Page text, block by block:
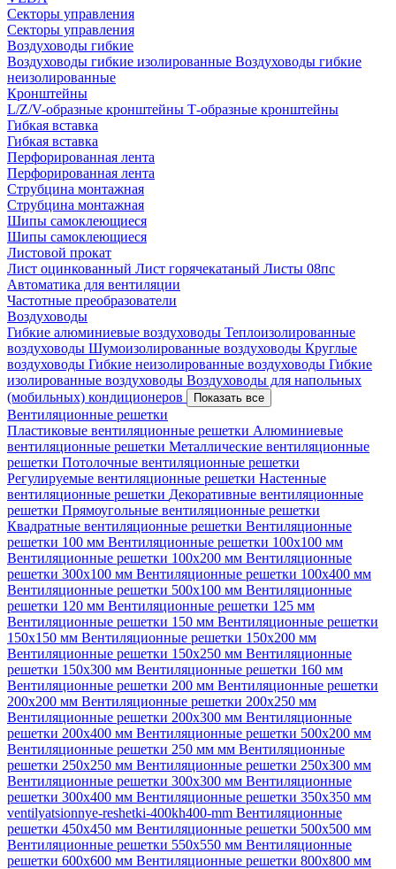
Секторы управления
Секторы управления
Воздуховоды гибкие
Воздуховоды гибкие изолированные Воздуховоды гибкие
неизолированные
Кронштейны
L/Z/V-образные кронштейны Т-образные кронштейны
Гибкая вставка
Гибкая вставка
Перфорированная лента
Перфорированная лента
Струбцина монтажная
Струбцина монтажная
Шипы самоклеющиеся
Шипы самоклеющиеся
Листовой прокат
Лист оцинкованный Лист горячекатаный Листы 08пс
Автоматика для вентиляции
Частотные преобразователи
Воздуховоды
Гибкие алюминиевые воздуховоды Теплоизолированные
воздуховоды Шумоизолированные воздуховоды Круглые
воздуховоды Гибкие неизолированные воздуховоды Гибкие
изолированные воздуховоды Воздуховоды для напольных
(мобильных) кондиционеров
Показать все
Вентиляционные решетки
Пластиковые вентиляционные решетки Алюминиевые
вентиляционные решетки Металлические вентиляционные
решетки Потолочные вентиляционные решетки
Регулируемые вентиляционные решетки Настенные
вентиляционные решетки Декоративные вентиляционные
решетки Прямоугольные вентиляционные решетки
Квадратные вентиляционные решетки Вентиляционные
решетки 100 мм Вентиляционные решетки 100х100 мм
Вентиляционные решетки 100х200 мм Вентиляционные
решетки 300х100 мм Вентиляционные решетки 100х400 мм
Вентиляционные решетки 500х100 мм Вентиляционные
решетки 120 мм Вентиляционные решетки 125 мм
Вентиляционные решетки 150 мм Вентиляционные решетки
150х150 мм Вентиляционные решетки 150х200 мм
Вентиляционные решетки 150х250 мм Вентиляционные
решетки 150х300 мм Вентиляционные решетки 160 мм
Вентиляционные решетки 200 мм Вентиляционные решетки
200х200 мм Вентиляционные решетки 200х250 мм
Вентиляционные решетки 200х300 мм Вентиляционные
решетки 200х400 мм Вентиляционные решетки 500х200 мм
Вентиляционные решетки 250 мм мм Вентиляционные
решетки 250х250 мм Вентиляционные решетки 250х300 мм
Вентиляционные решетки 300х300 мм Вентиляционные
решетки 300х400 мм Вентиляционные решетки 350х350 мм
ventilyatsionnye-reshetki-400kh400-mm Вентиляционные
решетки 450х450 мм Вентиляционные решетки 500х500 мм
Вентиляционные решетки 550х550 мм Вентиляционные
решетки 600х600 мм Вентиляционные решетки 800х800 мм